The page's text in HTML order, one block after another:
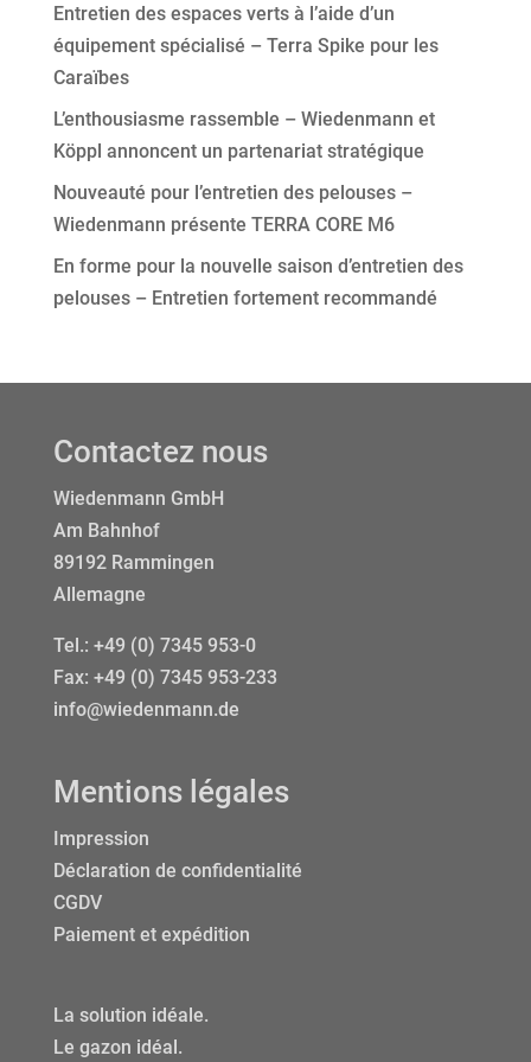
Entretien des espaces verts à l’aide d’un
équipement spécialisé – Terra Spike pour les
Caraïbes
L’enthousiasme rassemble – Wiedenmann et
Köppl annoncent un partenariat stratégique
Nouveauté pour l’entretien des pelouses –
Wiedenmann présente TERRA CORE M6
En forme pour la nouvelle saison d’entretien des
pelouses – Entretien fortement recommandé
Contactez nous
Wiedenmann GmbH
Am Bahnhof
89192 Rammingen
Allemagne
Tel.: +49 (0) 7345 953-0
Fax: +49 (0) 7345 953-233
info@wiedenmann.de
Mentions légales
Impression
Déclaration de confidentialité
CGDV
Paiement et expédition
La solution idéale.
Le gazon idéal.